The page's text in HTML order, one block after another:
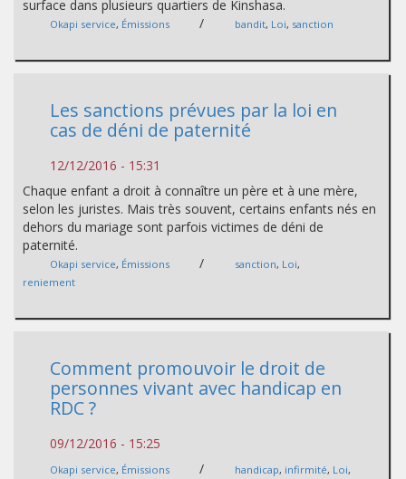
surface dans plusieurs quartiers de Kinshasa.
Okapi service, Émissions / bandit, Loi, sanction
Les sanctions prévues par la loi en
cas de déni de paternité
12/12/2016 - 15:31
Chaque enfant a droit à connaître un père et à une mère,
selon les juristes. Mais très souvent, certains enfants nés en
dehors du mariage sont parfois victimes de déni de
paternité.
Okapi service, Émissions / sanction, Loi,
reniement
Comment promouvoir le droit de
personnes vivant avec handicap en
RDC ?
09/12/2016 - 15:25
Okapi service, Émissions / handicap, infirmité, Loi,